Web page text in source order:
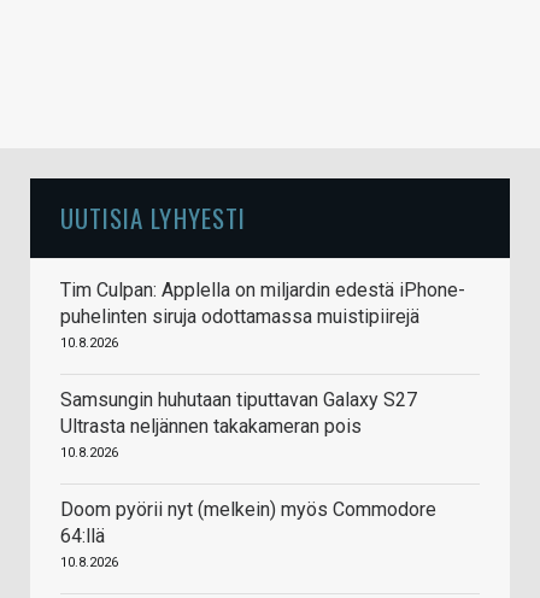
UUTISIA LYHYESTI
Tim Culpan: Applella on miljardin edestä iPhone-
puhelinten siruja odottamassa muistipiirejä
10.8.2026
Samsungin huhutaan tiputtavan Galaxy S27
Ultrasta neljännen takakameran pois
10.8.2026
Doom pyörii nyt (melkein) myös Commodore
64:llä
10.8.2026